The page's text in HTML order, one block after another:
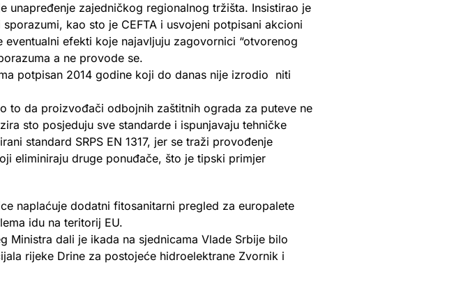
unapređenje zajedničkog regionalnog tržišta. Insistirao je
kao sto je CEFTA i usvojeni potpisani akcioni
efekti koje najavljuju zagovornici “otvorenog
a ne provode se.
potpisan 2014 godine koji do danas nije izrodio niti
to da proizvođači odbojnih zaštitnih ograda za puteve ne
sto posjeduju sve standarde i ispunjavaju tehničke
standard SRPS EN 1317, jer se traži provođenje
eliminiraju druge ponuđače, što je tipski primjer
naplaćuje dodatni fitosanitarni pregled za europalete
idu na teritorij EU.
Ministra dali je ikada na sjednicama Vlade Srbije bilo
rijeke Drine za postojeće hidroelektrane Zvornik i